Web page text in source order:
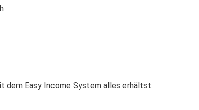
dem Easy Income System alles erhältst: